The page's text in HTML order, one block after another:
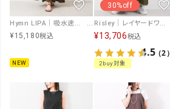
Hymn LIPA｜吸水速乾撥水加工サイドプリーツジャンスカ [[IZK26039-KH]][F]
¥15,180税込
NEW
30%off
Risley｜レイヤードワンピース [[R2601-ROP938]][F]
¥13,706税込
4.5（2）
2buy対象